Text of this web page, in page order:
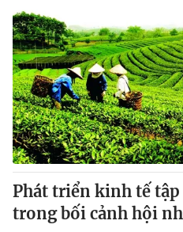
Phát triển kinh tế
trong bối cảnh hội